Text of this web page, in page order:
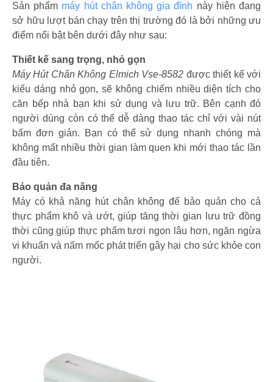
Sản phẩm máy hút chân không gia đình này hiện đang
sở hữu lượt bán chạy trên thị trường đó là bởi những ưu
điểm nổi bật bên dưới đây như sau:
Thiết kế sang trọng, nhỏ gọn
Máy Hút Chân Không Elmich Vse-8582 được thiết kế với
kiểu dáng nhỏ gọn, sẽ không chiếm nhiều diện tích cho
căn bếp nhà bạn khi sử dụng và lưu trữ. Bên cạnh đó
người dùng còn có thể dễ dàng thao tác chỉ với vài nút
bấm đơn giản. Bạn có thể sử dụng nhanh chóng mà
không mất nhiều thời gian làm quen khi mới thao tác lần
đầu tiên.
Bảo quản đa năng
Máy có khả năng hút chân không để bảo quản cho cả
thực phẩm khô và ướt, giúp tăng thời gian lưu trữ đồng
thời cũng giúp thực phẩm tươi ngon lâu hơn, ngăn ngừa
vi khuẩn và nấm mốc phát triển gây hại cho sức khỏe con
người.